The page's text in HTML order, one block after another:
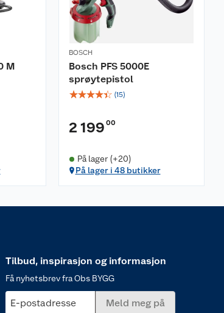
M
BOSCH
Bosch PFS 5000E
sprøytepistol
☆☆☆☆☆ (15)
2 199 00
På lager (+20)
På lager i 48 butikker
Tilbud, inspirasjon og informasjon
Få nyhetsbrev fra Obs BYGG
E-postadresse Meld meg på